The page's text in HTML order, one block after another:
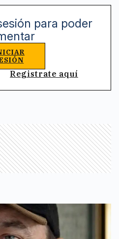
para poder
Registrate aquí